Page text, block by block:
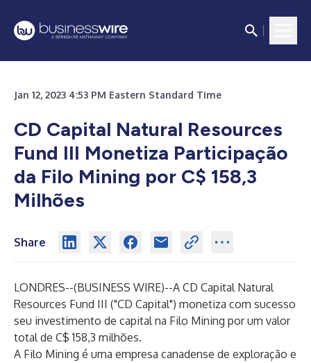
Jan 12, 2023 4:53 PM Eastern Standard Time
CD Capital Natural Resources
Fund III Monetiza Participação
da Filo Mining por C$ 158,3
Milhões
Share
LONDRES--(BUSINESS WIRE)--A CD Capital Natural
Resources Fund III ("CD Capital") monetiza com sucesso
seu investimento de capital na Filo Mining por um valor
total de C$ 158,3 milhões.
A Filo Mining é uma empresa canadense de exploração e